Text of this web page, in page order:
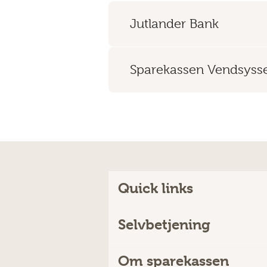
Jutlander Bank
Sparekassen
Quick links
Selvbetjening
Om sparekassen